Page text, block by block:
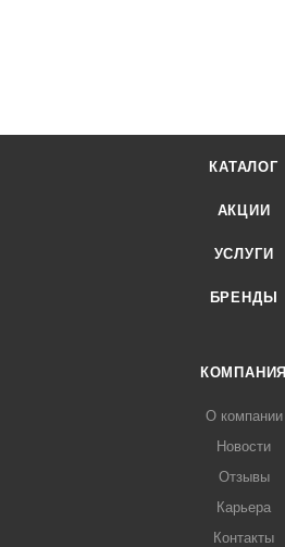
КАТАЛОГ
АКЦИИ
УСЛУГИ
БРЕНДЫ
КОМПАНИЯ
О компании
Новости
Отзывы
Карьера
Контакты